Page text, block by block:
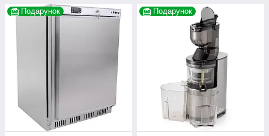
Подарунок Подарунок